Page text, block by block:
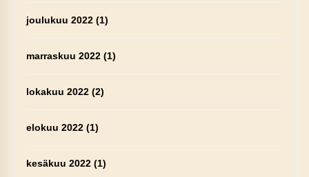
joulukuu 2022(1)
marraskuu 2022(1)
lokakuu 2022(2)
elokuu 2022(1)
kesäkuu 2022(1)